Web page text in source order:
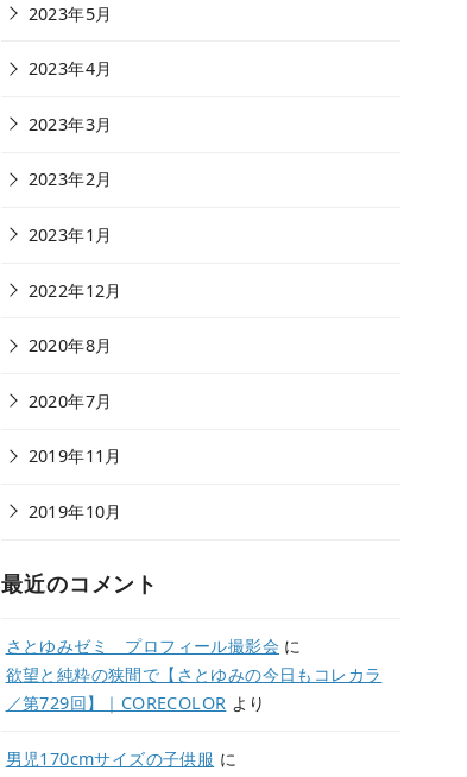
2023年5月
2023年4月
2023年3月
2023年2月
2023年1月
2022年12月
2020年8月
2020年7月
2019年11月
2019年10月
最近のコメント
さとゆみゼミ プロフィール撮影会 に
欲望と純粋の狭間で【さとゆみの今日もコレカラ
／第729回】｜CORECOLOR より
男児170cmサイズの子供服 に